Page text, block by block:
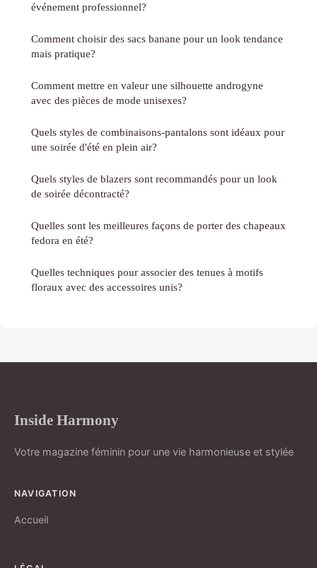
événement professionnel?
Comment choisir des sacs banane pour un look tendance
mais pratique?
Comment mettre en valeur une silhouette androgyne
avec des pièces de mode unisexes?
Quels styles de combinaisons-pantalons sont idéaux pour
une soirée d'été en plein air?
Quels styles de blazers sont recommandés pour un look
de soirée décontracté?
Quelles sont les meilleures façons de porter des chapeaux
fedora en été?
Quelles techniques pour associer des tenues à motifs
floraux avec des accessoires unis?
Inside Harmony
Votre magazine féminin pour une vie harmonieuse et stylée
NAVIGATION
Accueil